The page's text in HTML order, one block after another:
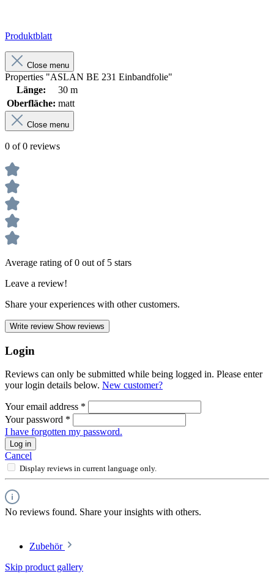
Produktblatt
Close menu
Properties "ASLAN BE 231 Einbandfolie"
Länge:
30 m
Oberfläche: matt
Close menu
0 of 0 reviews
Average rating of 0 out of 5 stars
Leave a review!
Share your experiences with other customers.
Write review Show reviews
Login
Reviews can only be submitted while being logged in. Please enter
your login details below. New customer?
Your email address *
Your password *
I have forgotten my password.
Log in
Cancel
Display reviews in current language only.
No reviews found. Share your insights with others.
Zubehör
Skip product gallery